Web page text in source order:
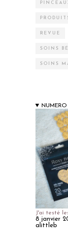
REVUE
SOINS
SOINS
J'ai testé
8 janvier
alittleb